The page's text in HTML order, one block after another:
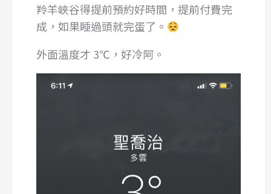
羚羊峽谷得提前預約好時間，提前付費完
成，如果睡過頭就完蛋了。
外面溫度才 3℃，好冷阿。